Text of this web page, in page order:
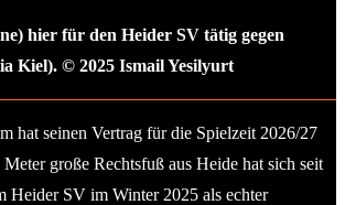
hier für den Heider SV tätig gegen
Kiel). © 2025 Ismail Yesilyurt
hat seinen Vertrag für die Spielzeit 2026/27
große Rechtsfuß aus Heide hat sich seit
Heider SV im Winter 2025 als echter